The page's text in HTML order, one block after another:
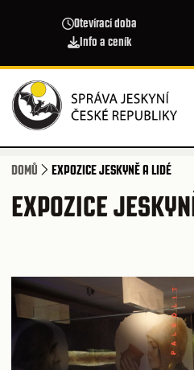
Otevírací doba
Info a ceník
DOMŮ EXPOZICE JESKYNĚ A LIDÉ
EXPOZICE